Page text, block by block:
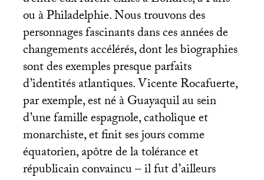
ou à Philadelphie. Nous trouvons des
personnages fascinants dans ces années de
changements accélérés, dont les biographies
sont des exemples presque parfaits
d’identités atlantiques. Vicente Rocafuerte,
par exemple, est né à Guayaquil au sein
d’une famille espagnole, catholique et
monarchiste, et finit ses jours comme
équatorien, apôtre de la tolérance et
républicain convaincu – il fut d’ailleurs